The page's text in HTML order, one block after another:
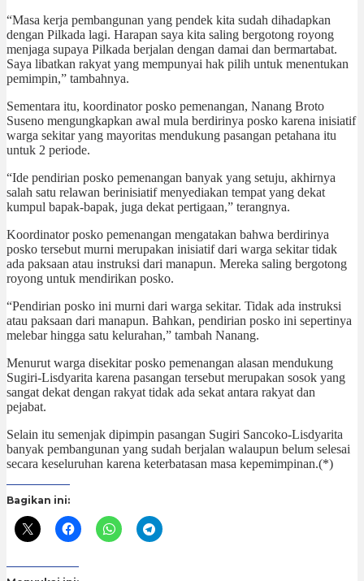
“Masa kerja pembangunan yang pendek kita sudah dihadapkan
dengan Pilkada lagi. Harapan saya kita saling bergotong royong
menjaga supaya Pilkada berjalan dengan damai dan bermartabat.
Saya libatkan rakyat yang mempunyai hak pilih untuk menentukan
pemimpin,” tambahnya.
Sementara itu, koordinator posko pemenangan, Nanang Broto
Suseno mengungkapkan awal mula berdirinya posko karena inisiatif
warga sekitar yang mayoritas mendukung pasangan petahana itu
untuk 2 periode.
“Ide pendirian posko pemenangan banyak yang setuju, akhirnya
salah satu relawan berinisiatif menyediakan tempat yang dekat
kumpul bapak-bapak, juga dekat pertigaan,” terangnya.
Koordinator posko pemenangan mengatakan bahwa berdirinya
posko tersebut murni merupakan inisiatif dari warga sekitar tidak
ada paksaan atau instruksi dari manapun. Mereka saling bergotong
royong untuk mendirikan posko.
“Pendirian posko ini murni dari warga sekitar. Tidak ada instruksi
atau paksaan dari manapun. Bahkan, pendirian posko ini sepertinya
melebar hingga satu kelurahan,” tambah Nanang.
Menurut warga disekitar posko pemenangan alasan mendukung
Sugiri-Lisdyarita karena pasangan tersebut merupakan sosok yang
sangat dekat dengan rakyat tidak ada sekat antara rakyat dan
pejabat.
Selain itu semenjak dipimpin pasangan Sugiri Sancoko-Lisdyarita
banyak pembangunan yang sudah berjalan walaupun belum selesai
secara keseluruhan karena keterbatasan masa kepemimpinan.(*)
Bagikan ini: